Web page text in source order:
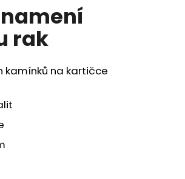
rak
kamínků na kartičce